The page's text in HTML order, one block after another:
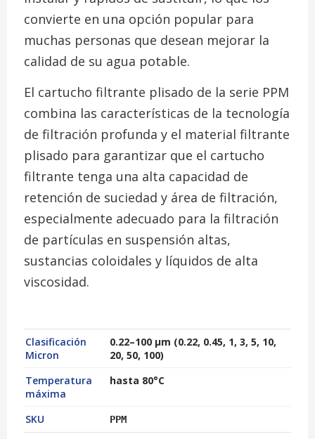
convierte en una opción popular para
muchas personas que desean mejorar la
calidad de su agua potable.
El cartucho filtrante plisado de la serie PPM
combina las características de la tecnología
de filtración profunda y el material filtrante
plisado para garantizar que el cartucho
filtrante tenga una alta capacidad de
retención de suciedad y área de filtración,
especialmente adecuado para la filtración
de partículas en suspensión altas,
sustancias coloidales y líquidos de alta
viscosidad.
Clasificación
Micron
0.22–100 µm (0.22, 0.45, 1, 3, 5, 10,
20, 50, 100)
Temperatura
máxima
hasta 80°C
SKU PPM